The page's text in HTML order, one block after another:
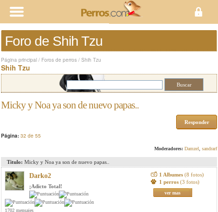
Foro de Shih Tzu
Página principal / Foros de perros / Shih Tzu
Shih Tzu
Micky y Noa ya son de nuevo papas..
Responder
Página: 32 de 55
Moderadores: Damzel sandrarf
Titulo: Micky y Noa ya son de nuevo papas..
Darko2
¡Adicto Total!
1702 mensajes
1 Albumes (8 fotos)
1 perros (3 fotos)
ver mas